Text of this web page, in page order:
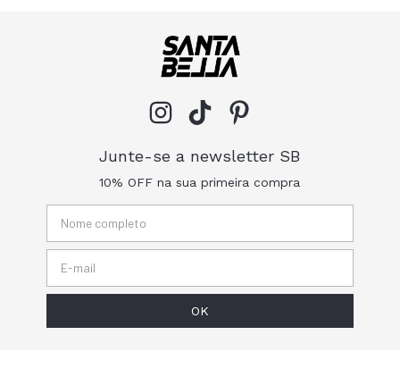
Junte-se a newsletter SB
10% OFF na sua primeira compra